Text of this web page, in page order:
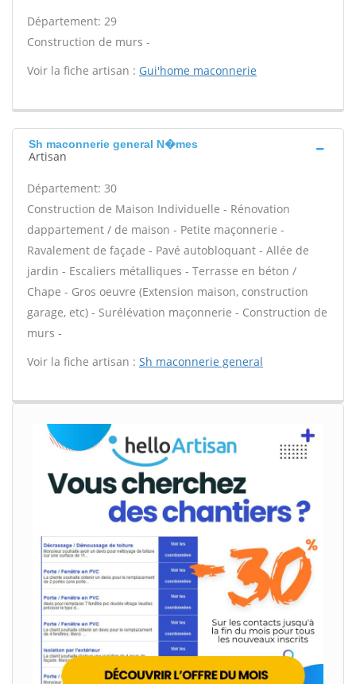
Département: 29
Construction de murs -
Voir la fiche artisan : Gui'home maconnerie
Sh maconnerie general N�mes
Artisan
Département: 30
Construction de Maison Individuelle - Rénovation
dappartement / de maison - Petite maçonnerie -
Ravalement de façade - Pavé autobloquant - Allée de
jardin - Escaliers métalliques - Terrasse en béton /
Chape - Gros oeuvre (Extension maison, construction
garage, etc) - Surélévation maçonnerie - Construction de
murs -
Voir la fiche artisan : Sh maconnerie general